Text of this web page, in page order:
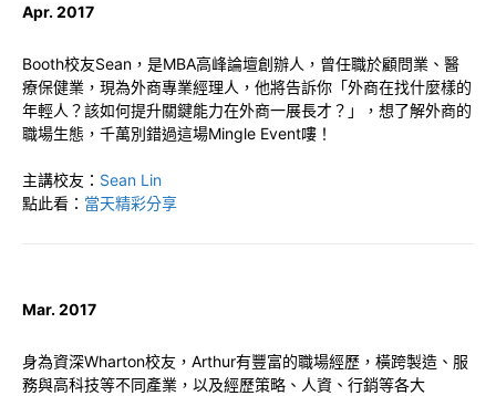
Apr. 2017
Booth校友Sean，是MBA高峰論壇創辦人，曾任職於顧問業、醫
療保健業，現為外商專業經理人，他將告訴你「外商在找什麼樣的
年輕人？該如何提升關鍵能力在外商一展長才？」，想了解外商的
職場生態，千萬別錯過這場Mingle Event嘍！
主講校友： Sean Lin
點此看： 當天精彩分享
Mar. 2017
身為資深Wharton校友，Arthur有豐富的職場經歷，橫跨製造、服
務與高科技等不同產業，以及經歷策略、人資、行銷等各大